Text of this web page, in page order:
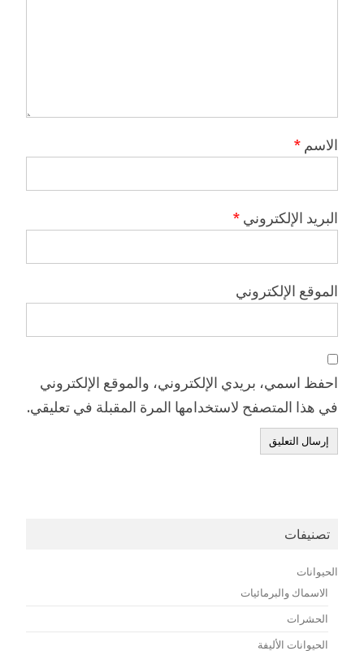
الاسم *
البريد الإلكتروني *
الموقع الإلكتروني
احفظ اسمي، بريدي الإلكتروني، والموقع الإلكتروني
في هذا المتصفح لاستخدامها المرة المقبلة في تعليقي.
تصنيفات
الحيوانات
الاسماك والبرمائيات
الحشرات
الحيوانات الأليفة